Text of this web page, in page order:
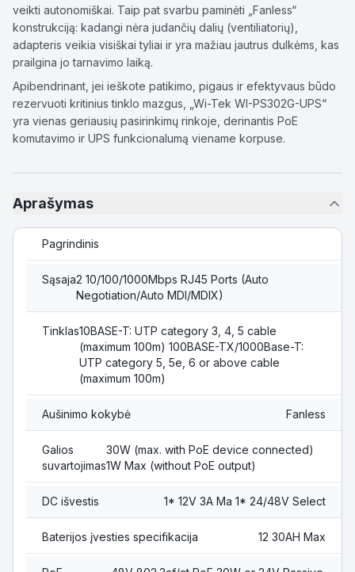
veikti autonomiškai. Taip pat svarbu paminėti „Fanless“
konstrukciją: kadangi nėra judančių dalių (ventiliatorių),
adapteris veikia visiškai tyliai ir yra mažiau jautrus dulkėms, kas
prailgina jo tarnavimo laiką.
Apibendrinant, jei ieškote patikimo, pigaus ir efektyvaus būdo
rezervuoti kritinius tinklo mazgus, „Wi-Tek WI-PS302G-UPS“
yra vienas geriausių pasirinkimų rinkoje, derinantis PoE
komutavimo ir UPS funkcionalumą viename korpuse.
Aprašymas
Pagrindinis
Sąsaja2 10/100/1000Mbps RJ45 Ports (Auto
Negotiation/Auto MDI/MDIX)
Tinklas10BASE-T: UTP category 3, 4, 5 cable
(maximum 100m) 100BASE-TX/1000Base-T:
UTP category 5, 5e, 6 or above cable
(maximum 100m)
Aušinimo kokybė Fanless
Galios
suvartojimas
30W (max. with PoE device connected)
1W Max (without PoE output)
DC išvestis 1* 12V 3A Ma 1* 24/48V Select
Baterijos įvesties specifikacija 12 30AH Max